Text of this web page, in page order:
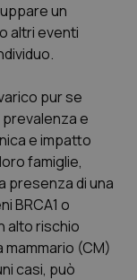
un
altri eventi
pur se
e
e impatto
famiglie,
presenza di una
BRCA1 o
alto rischio
(CM)
casi, può